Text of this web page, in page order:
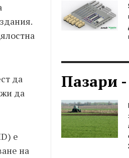
да
да
е
на
Пазари